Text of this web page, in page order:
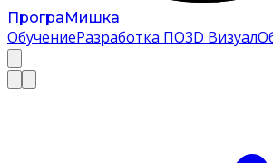
ПрограМишка
ОбучениеРазработка ПО3D Визуал